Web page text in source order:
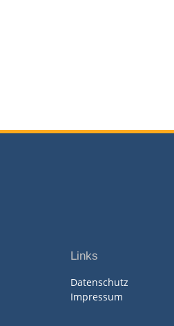
Links
Datenschutz
Impressum